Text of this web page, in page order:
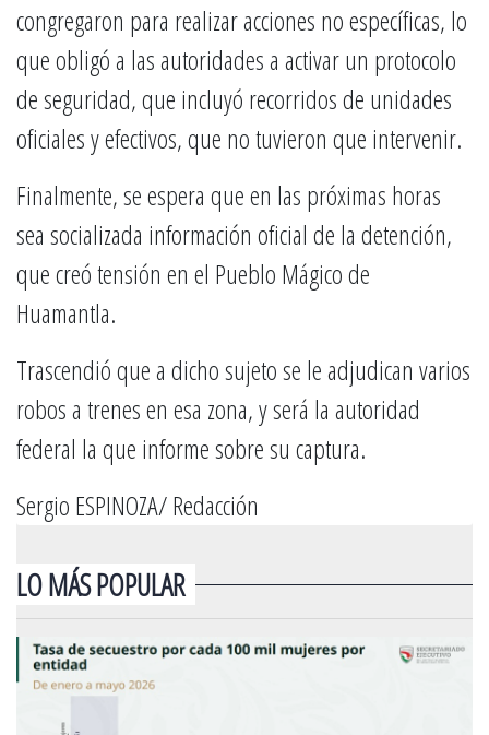
congregaron para realizar acciones no específicas, lo
que obligó a las autoridades a activar un protocolo
de seguridad, que incluyó recorridos de unidades
oficiales y efectivos, que no tuvieron que intervenir.
Finalmente, se espera que en las próximas horas
sea socializada información oficial de la detención,
que creó tensión en el Pueblo Mágico de
Huamantla.
Trascendió que a dicho sujeto se le adjudican varios
robos a trenes en esa zona, y será la autoridad
federal la que informe sobre su captura.
Sergio ESPINOZA/ Redacción
LO MÁS POPULAR